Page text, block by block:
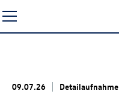
Seiteninhalt
springen
09.07.26 Detailaufnahme